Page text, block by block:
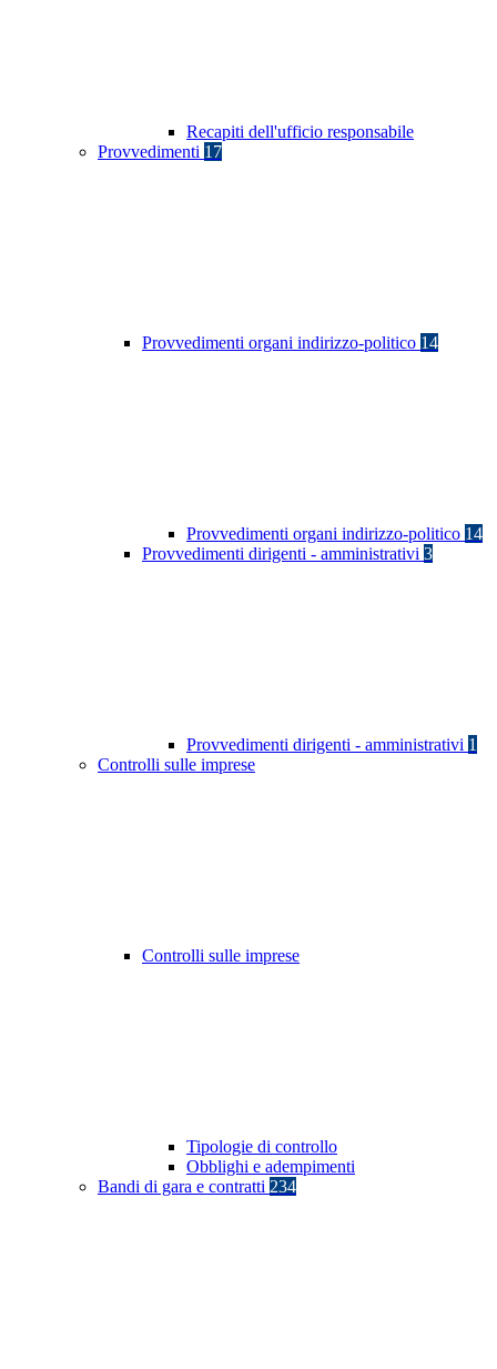
Recapiti dell'ufficio responsabile
Provvedimenti 17
Provvedimenti organi indirizzo-politico 14
Provvedimenti organi indirizzo-politico 14
Provvedimenti dirigenti - amministrativi 3
Provvedimenti dirigenti - amministrativi 1
Controlli sulle imprese
Controlli sulle imprese
Tipologie di controllo
Obblighi e adempimenti
Bandi di gara e contratti 234